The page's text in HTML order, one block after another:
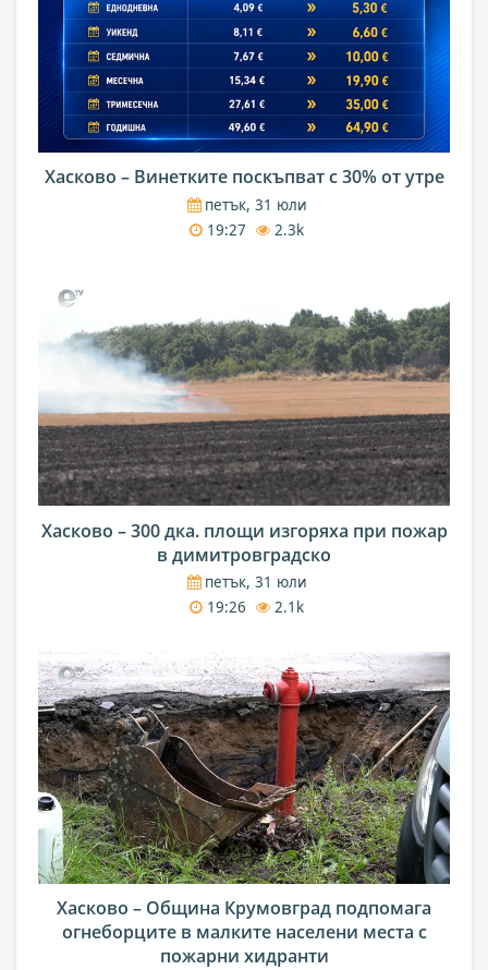
Хасково – Винетките поскъпват с 30% от утре
петък, 31 юли
19:27
2.3k
Хасково – 300 дка. площи изгоряха при пожар
в димитровградско
петък, 31 юли
19:26
2.1k
Хасково – Община Крумовград подпомага
огнеборците в малките населени места с
пожарни хидранти